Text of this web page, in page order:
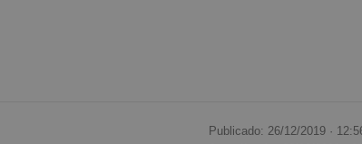
Publicado: 26/12/2019 ·